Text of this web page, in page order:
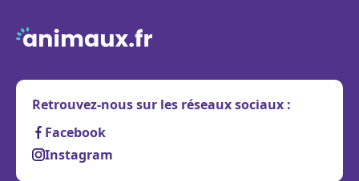
Retrouvez-nous sur les réseaux sociaux :
Facebook
Instagram